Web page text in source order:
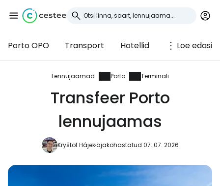
Porto OPO Transport Hotellid Loe edasi
Lennujaamad Porto Terminali
Transfeer Porto
lennujaamas
Kryštof Hájekajakohastatud 07. 07. 2026
Logi sisse
Cestee'sse
... ülemaailmne reisikogukond
Jätka Google'iga
Jätka Facebookiga